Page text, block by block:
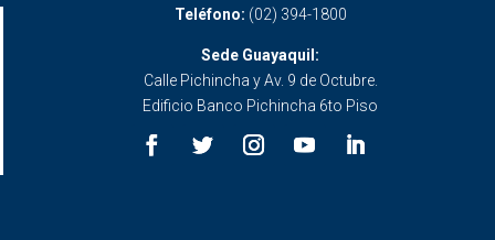
Teléfono: (02) 394-1800
Sede Guayaquil:
Calle Pichincha y Av. 9 de Octubre.
Edificio Banco Pichincha 6to Piso